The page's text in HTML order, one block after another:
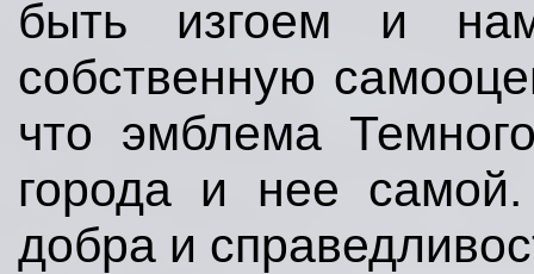
быть изгоем и
собственную
что эмблема
города и нее
добра и